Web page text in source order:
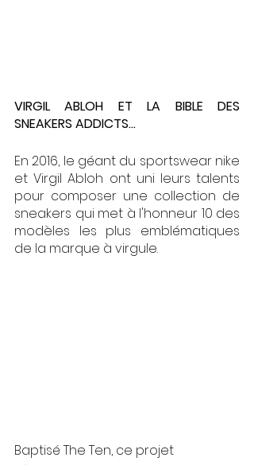
VIRGIL ABLOH ET LA BIBLE DES
SNEAKERS ADDICTS…
En 2016, le géant du sportswear nike
et Virgil Abloh ont uni leurs talents
pour composer une collection de
sneakers qui met à l'honneur 10 des
modèles les plus emblématiques
de la marque à virgule.
Baptisé The Ten, ce projet